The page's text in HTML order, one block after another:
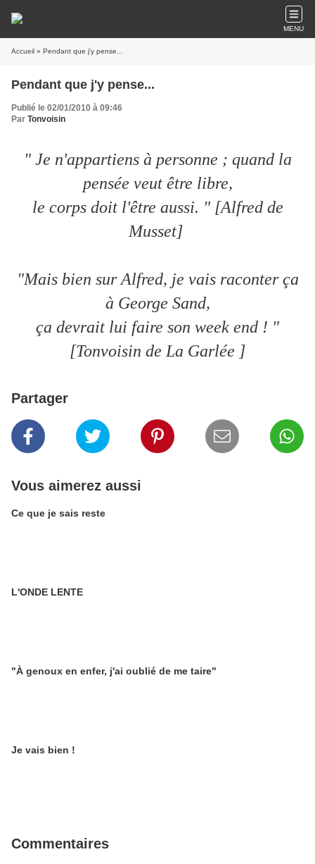
MENU
Accueil » Pendant que j'y pense...
Pendant que j'y pense...
Publié le 02/01/2010 à 09:46
Par Tonvoisin
" Je n'appartiens à personne ; quand la
pensée veut être libre,
le corps doit l'être aussi. " [Alfred de
Musset]
"Mais bien sur Alfred, je vais raconter ça
à George Sand,
ça devrait lui faire son week end ! "
[Tonvoisin de La Garlée ]
Partager
Vous aimerez aussi
Ce que je sais reste
L'ONDE LENTE
"À genoux en enfer, j'ai oublié de me taire"
Je vais bien !
Commentaires